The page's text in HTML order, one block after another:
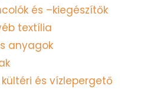
és –kiegészítők
textília
anyagok
és vízlepergető